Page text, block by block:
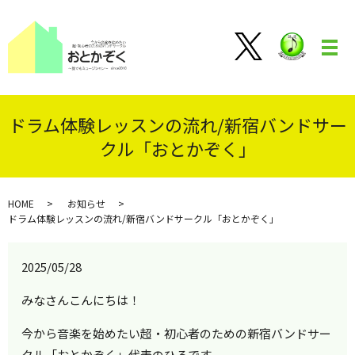
メ
ドラム体験レッスンの流れ/新宿バンドサー
クル「おとかぞく」
HOME
お知らせ
ドラム体験レッスンの流れ/新宿バンドサークル「おとかぞく」
2025/05/28
みなさんこんにちは！
今から音楽を始めたい超・初心者のための新宿バンドサー